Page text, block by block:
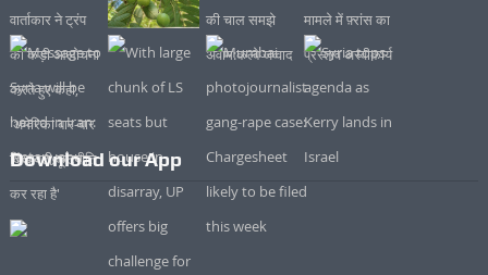
Download our App